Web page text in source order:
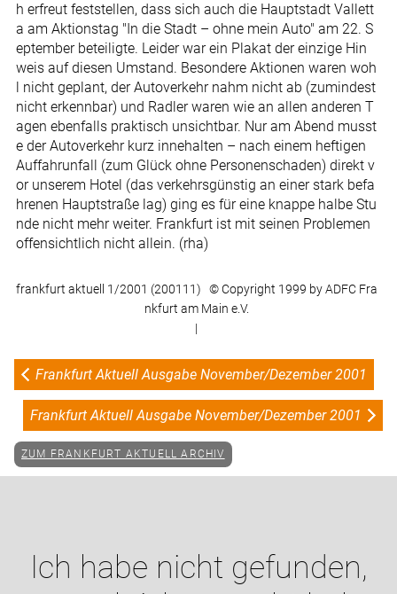
h erfreut feststellen, dass sich auch die Hauptstadt Vallett
a am Aktionstag "In die Stadt – ohne mein Auto" am 22. S
eptember beteiligte. Leider war ein Plakat der einzige Hin
weis auf diesen Umstand. Besondere Aktionen waren woh
l nicht geplant, der Autoverkehr nahm nicht ab (zumindest
nicht erkennbar) und Radler waren wie an allen anderen T
agen ebenfalls praktisch unsichtbar. Nur am Abend musst
e der Autoverkehr kurz innehalten – nach einem heftigen
Auffahrunfall (zum Glück ohne Personenschaden) direkt v
or unserem Hotel (das verkehrsgünstig an einer stark befa
hrenen Hauptstraße lag) ging es für eine knappe halbe Stu
nde nicht mehr weiter. Frankfurt ist mit seinen Problemen
offensichtlich nicht allein. (rha)
frankfurt aktuell 1/2001 (200111) © Copyright 1999 by ADFC Fra
nkfurt am Main e.V.
|
Frankfurt Aktuell Ausgabe November/Dezember 2001
Frankfurt Aktuell Ausgabe November/Dezember 2001
ZUM FRANKFURT AKTUELL ARCHIV
Ich habe nicht gefunden,